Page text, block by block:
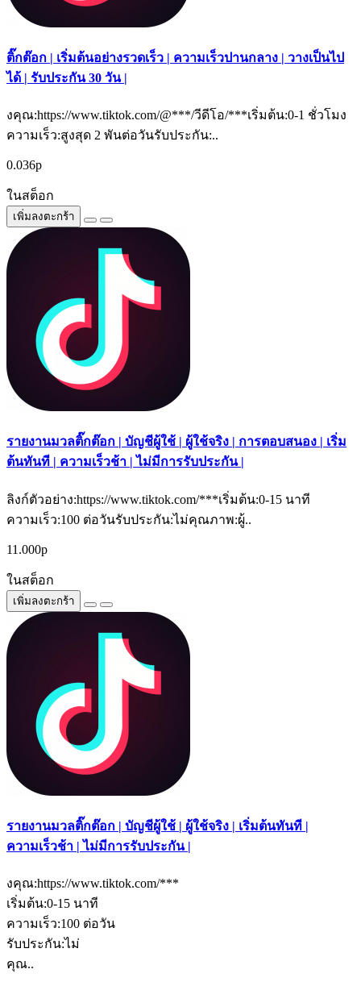
ติ๊กต๊อก | เริ่มต้นอย่างรวดเร็ว | ความเร็วปานกลาง | วางเป็นไป
ได้ | รับประกัน 30 วัน |
งคุณ:https://www.tiktok.com/@***/วีดีโอ/***เริ่มต้น:0-1 ชั่วโมง
ความเร็ว:สูงสุด 2 พันต่อวันรับประกัน:..
0.036р
ในสต็อก
เพิ่มลงตะกร้า
รายงานมวลติ๊กต๊อก | บัญชีผู้ใช้ | ผู้ใช้จริง | การตอบสนอง | เริ่ม
ต้นทันที | ความเร็วช้า | ไม่มีการรับประกัน |
ลิงก์ตัวอย่าง:https://www.tiktok.com/***เริ่มต้น:0-15 นาที
ความเร็ว:100 ต่อวันรับประกัน:ไม่คุณภาพ:ผู้..
11.000р
ในสต็อก
เพิ่มลงตะกร้า
รายงานมวลติ๊กต๊อก | บัญชีผู้ใช้ | ผู้ใช้จริง | เริ่มต้นทันที |
ความเร็วช้า | ไม่มีการรับประกัน |
งคุณ:https://www.tiktok.com/***
เริ่มต้น:0-15 นาที
ความเร็ว:100 ต่อวัน
รับประกัน:ไม่
คุณ..